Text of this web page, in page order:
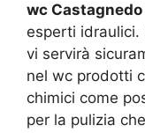
wc
esperti idraulici.
vi servirà
nel wc prodotti
chimici come
per la pulizia